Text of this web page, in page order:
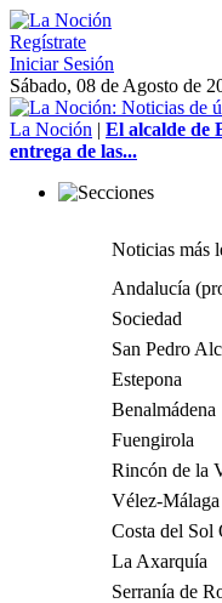
Regístrate
Iniciar Sesión
Sábado, 08 de Agosto de
La Noción | El alcalde de
entrega de las...
Noticias más
Andalucía
Sociedad
San Pedro
Estepona
Benalmádena
Fuengirola
Rincón de la
Vélez-Málaga
Costa del Sol
La Axarquía
Serranía de